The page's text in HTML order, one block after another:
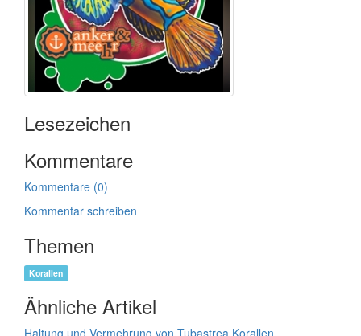
Lesezeichen
Kommentare
Kommentare (0)
Kommentar schreiben
Themen
Korallen
Ähnliche Artikel